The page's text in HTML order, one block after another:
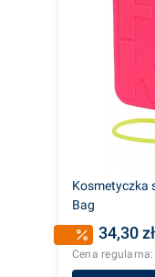
Kosmetyczka
Bag
34,30 zł
Cena regularna: